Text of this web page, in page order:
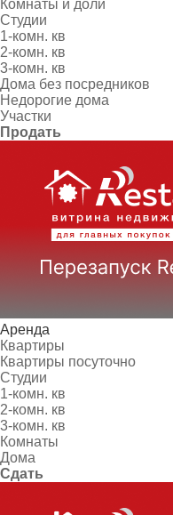
Комнаты и доли
Студии
1-комн. кв
2-комн. кв
3-комн. кв
Дома без посредников
Недорогие дома
Участки
Продать
Аренда
Квартиры
Квартиры посуточно
Студии
1-комн. кв
2-комн. кв
3-комн. кв
Комнаты
Дома
Сдать